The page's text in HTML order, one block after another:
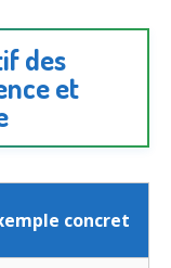
des
et
concret